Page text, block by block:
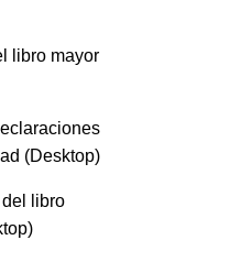
libro mayor
(Desktop)
libro